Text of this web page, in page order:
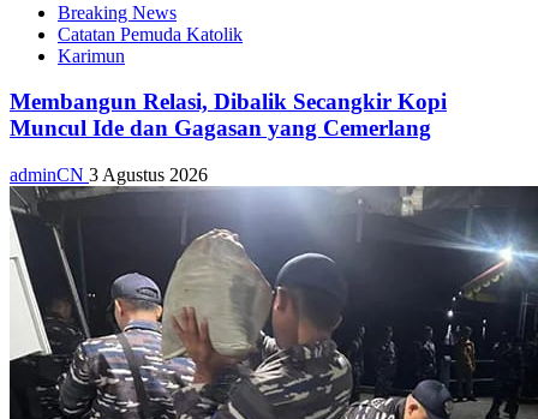
Breaking News
Catatan Pemuda Katolik
Karimun
Membangun Relasi, Dibalik Secangkir Kopi
Muncul Ide dan Gagasan yang Cemerlang
adminCN 3 Agustus 2026